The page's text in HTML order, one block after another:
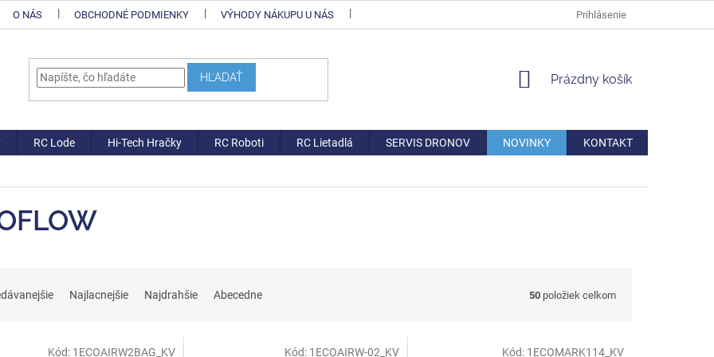
O NÁS OBCHODNÉ PODMIENKY VÝHODY NÁKUPU U NÁS AKO REKLAMOVAŤ/VRÁTIŤ
Prihlásenie
HĽADAŤ
NÁKUPNÝ
Prázdny košík
RC Lode Hi-Tech Hračky RC Roboti RC Lietadlá SERVIS DRONOV NOVINKY KONTAKT
Najlacnejšie Najdrahšie Abecedne 50 položiek celkom
Kód: 1ECOAIRW2BAG_KV Kód: 1ECOAIRW-02_KV Kód: 1ECOMARK114_KV